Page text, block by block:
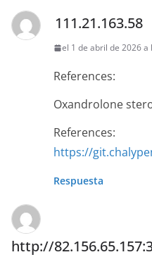
111.21.163.58
el 1 de abril de 2026 a
References:
Oxandrolone
References:
https://
Respuesta
http://